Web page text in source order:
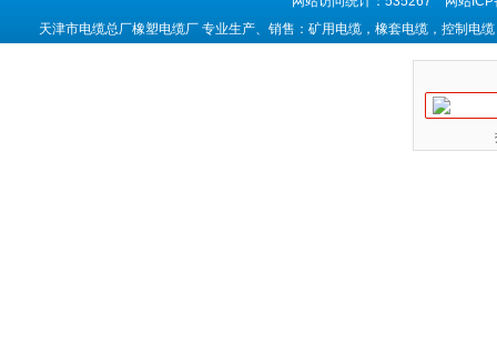
天津市电缆总厂橡塑电缆厂 专业生产、销售：矿用电缆，橡套电缆，控制电